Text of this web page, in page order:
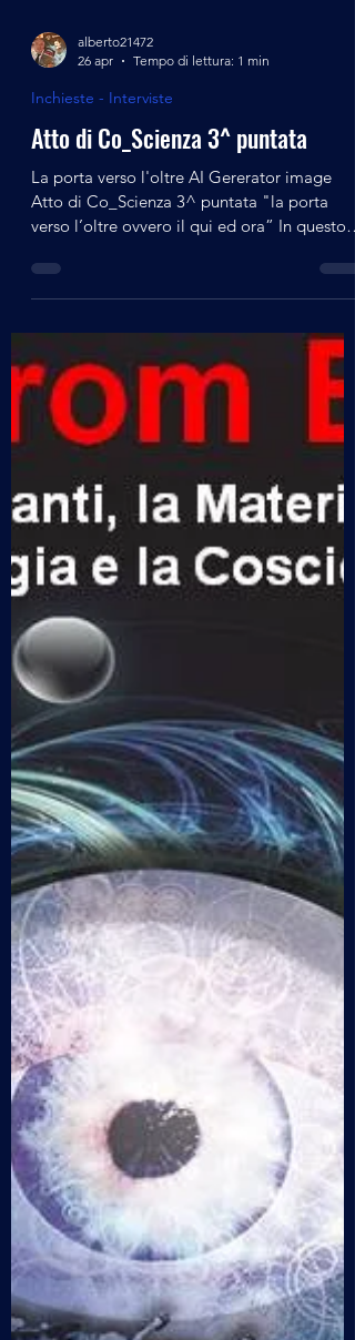
alberto21472
Inchieste - Interviste
Atto di Co_Scienza 3^ puntata
La porta verso l'oltre AI Gererator image
Atto di Co_Scienza 3^ puntata "la porta
e far conoscere l’Ing. Luciano Pederzoli,
desideriamo evidenziare le sue ricerche, le
modalità pionieristiche che in seguito sono
diventate un modello di ricerca. Prima di
aprire la porta che ci porterà “oltre” a ciò
che NOI diamo per scontato sia la realtà,
andranno precisati alcuni concetti, necessari
per p